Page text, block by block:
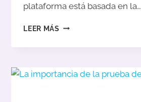
plataforma está basada en la…
LEER MÁS NUEVOS
EN
CBLB